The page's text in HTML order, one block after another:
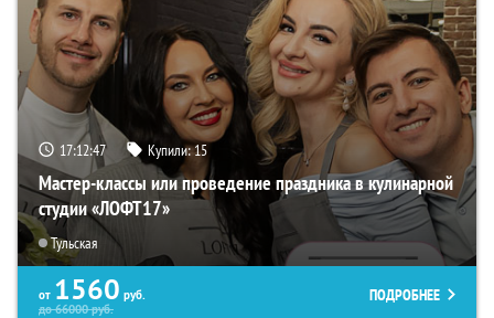
17:12:45 Купили:15
Мастер-классы или проведение праздника в кулинарной
студии «ЛОФТ17»
Тульская
от 1560 руб.
до66000руб.
ПОДРОБНЕЕ